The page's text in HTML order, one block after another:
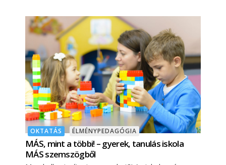
OKTATÁS ÉLMÉNYPEDAGÓGIA
MÁS, mint a többi! – gyerek, tanulás iskola
MÁS szemszögből